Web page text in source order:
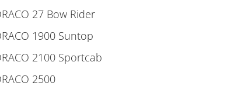
27 Bow Rider
1900 Suntop
2100 Sportcab
2500